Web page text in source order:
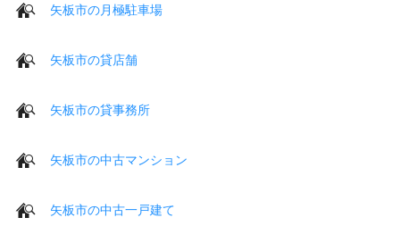
矢板市の月極駐車場
矢板市の貸店舗
矢板市の貸事務所
矢板市の中古マンション
矢板市の中古一戸建て